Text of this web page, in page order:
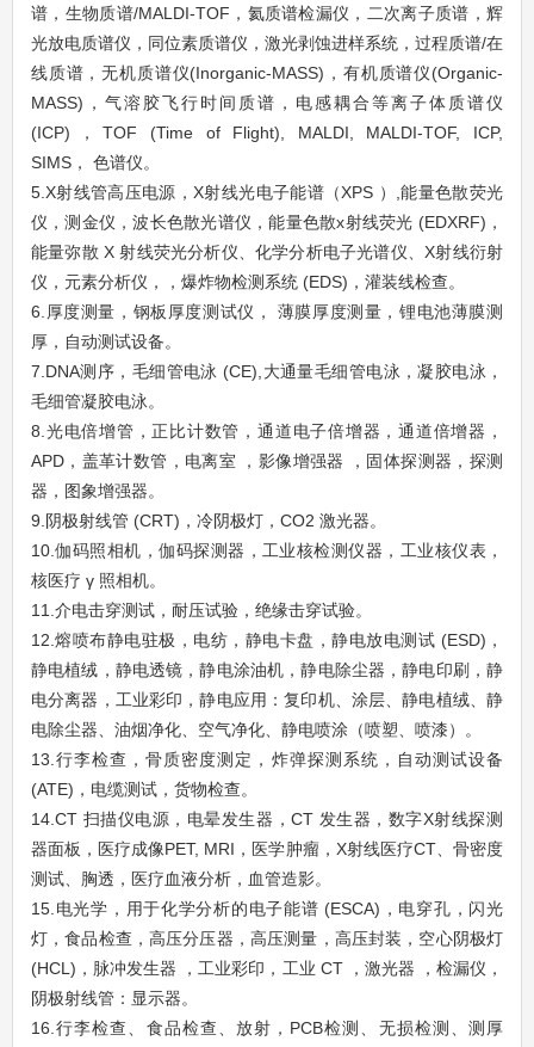
谱，生物质谱/MALDI-TOF，氦质谱检漏仪，二次离子质谱，辉
光放电质谱仪，同位素质谱仪，激光剥蚀进样系统，过程质谱/在
线质谱，无机质谱仪(Inorganic-MASS)，有机质谱仪(Organic-
MASS)，气溶胶飞行时间质谱，电感耦合等离子体质谱仪
(ICP)，TOF (Time of Flight), MALDI, MALDI-TOF, ICP,
SIMS， 色谱仪。
5.X射线管高压电源，X射线光电子能谱（XPS ）,能量色散荧光
仪，测金仪，波长色散光谱仪，能量色散x射线荧光 (EDXRF)，
能量弥散 X 射线荧光分析仪、化学分析电子光谱仪、X射线衍射
仪，元素分析仪，，爆炸物检测系统 (EDS)，灌装线检查。
6.厚度测量，钢板厚度测试仪， 薄膜厚度测量，锂电池薄膜测
厚，自动测试设备。
7.DNA测序，毛细管电泳 (CE),大通量毛细管电泳，凝胶电泳，
毛细管凝胶电泳。
8.光电倍增管，正比计数管，通道电子倍增器，通道倍增器，
APD，盖革计数管，电离室 ，影像增强器 ，固体探测器，探测
器，图象增强器。
9.阴极射线管 (CRT)，冷阴极灯，CO2 激光器。
10.伽码照相机，伽码探测器，工业核检测仪器，工业核仪表，
核医疗 γ 照相机。
11.介电击穿测试，耐压试验，绝缘击穿试验。
12.熔喷布静电驻极，电纺，静电卡盘，静电放电测试 (ESD)，
静电植绒，静电透镜，静电涂油机，静电除尘器，静电印刷，静
电分离器，工业彩印，静电应用：复印机、涂层、静电植绒、静
电除尘器、油烟净化、空气净化、静电喷涂（喷塑、喷漆）。
13.行李检查，骨质密度测定，炸弹探测系统，自动测试设备
(ATE)，电缆测试，货物检查。
14.CT 扫描仪电源，电晕发生器，CT 发生器，数字X射线探测
器面板，医疗成像PET, MRI，医学肿瘤，X射线医疗CT、骨密度
测试、胸透， 医疗血液分析， 血管造影。
15.电光学，用于化学分析的电子能谱 (ESCA)，电穿孔，闪光
灯，食品检查，高压分压器，高压测量，高压封装，空心阴极灯
(HCL)，脉冲发生器 ，工业彩印，工业 CT ，激光器 ，检漏仪，
阴极射线管：显示器。
16.行李检查、食品检查、放射，PCB检测、无损检测、测厚